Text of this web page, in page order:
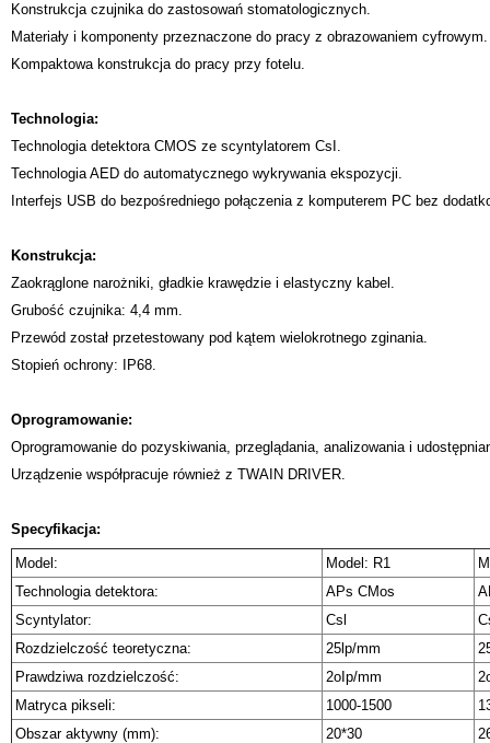
Konstrukcja czujnika do zastosowań stomatologicznych.
Materiały i komponenty przeznaczone do pracy z obrazowaniem cyfrowym.
Kompaktowa konstrukcja do pracy przy fotelu.
Technologia:
Technologia detektora CMOS ze scyntylatorem CsI.
Technologia AED do automatycznego wykrywania ekspozycji.
Interfejs USB do bezpośredniego połączenia z komputerem PC bez
Konstrukcja:
Zaokrąglone narożniki, gładkie krawędzie i elastyczny kabel.
Grubość czujnika: 4,4 mm.
Przewód został przetestowany pod kątem wielokrotnego zginania.
Stopień ochrony: IP68.
Oprogramowanie:
Oprogramowanie do pozyskiwania, przeglądania, analizowania i
Urządzenie współpracuje również z TWAIN DRIVER.
Specyfikacja:
Model: Model: R1
Technologia detektora:
APs CMos
Scyntylator:
Csl
Rozdzielczość teoretyczna:
25lp/mm
Prawdziwa rozdzielczość:
2oIp/mm
Matryca pikseli:
1000-1500
Obszar aktywny (mm):
20*30